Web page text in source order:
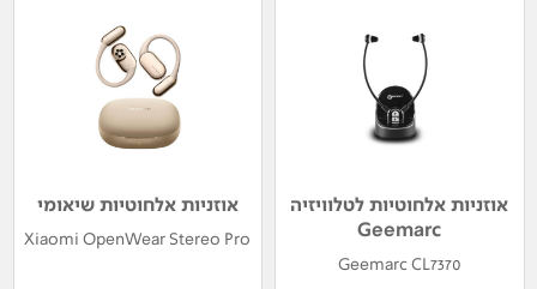
אוזניות אלחוטיות לטלוויזיה
Geemarc
Geemarc CL7370
אוזניות אלחוטיות שיאומי
Xiaomi OpenWear Stereo Pro